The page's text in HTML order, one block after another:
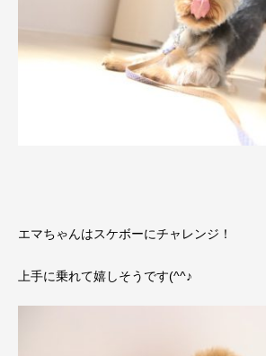
エマちゃんはスケボーにチャレンジ！
上手に乗れて嬉しそうです(^^♪